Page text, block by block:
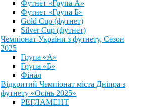
Футнет «Група А»
Футнет «Група Б»
Gold Cup (футнет)
Silver Cup (футнет)
Чемпіонат України з футнету, Сезон
2025
Група «А»
Група «Б»
Фінал
Відкритий Чемпіонат міста Дніпра з
футнету «Осінь 2025»
РЕГЛАМЕНТ